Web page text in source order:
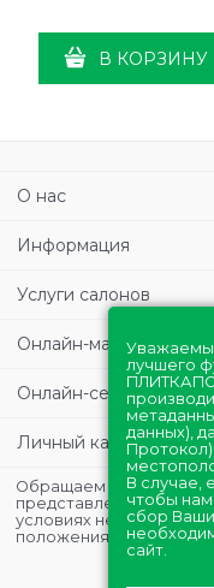
В КОРЗИНУ
О нас
Информация
Услуги салонов
Онлайн-магазин
Онлайн-сервисы
Личный кабинет
Обращаем Ваше
представлена в
условиях не является
положениями Статьи
лучшего
данных),
В случае,
чтобы
сбор
сайт.